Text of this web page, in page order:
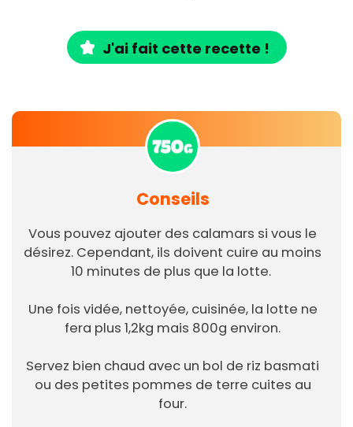
J'ai fait cette recette !
Conseils
Vous pouvez ajouter des calamars si vous le
désirez. Cependant, ils doivent cuire au moins
10 minutes de plus que la lotte.
Une fois vidée, nettoyée, cuisinée, la lotte ne
fera plus 1,2kg mais 800g environ.
Servez bien chaud avec un bol de riz basmati
ou des petites pommes de terre cuites au
four.